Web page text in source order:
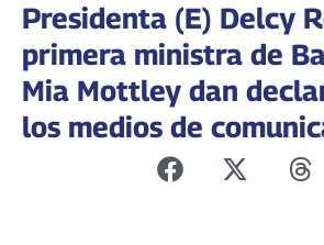
Presidenta (E) Delcy
primera ministra de
Mia Mottley dan
los medios de